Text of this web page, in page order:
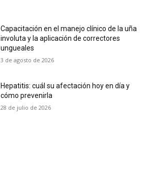
Capacitación en el manejo clínico de la uña
involuta y la aplicación de correctores
ungueales
3 de agosto de 2026
Hepatitis: cuál su afectación hoy en día y
cómo prevenirla
28 de julio de 2026